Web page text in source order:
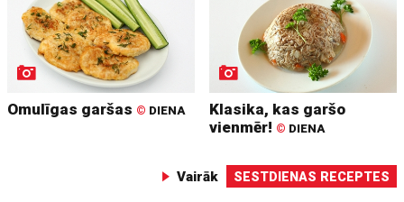
Omulīgas garšas © DIENA
Klasika, kas garšo
vienmēr! © DIENA
Vairāk SESTDIENAS RECEPTES